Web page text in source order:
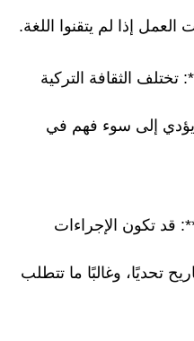
إذا لم يتقنوا اللغة.
تختلف الثقافة التركية
يؤدي إلى سوء فهم في
قد تكون الإجراءات
تحديًا، وغالبًا ما تتطلب